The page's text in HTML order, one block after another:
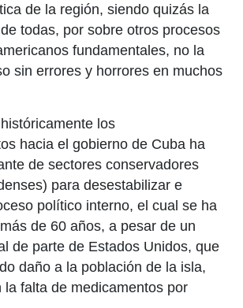
de la región, siendo quizás la
todas, por sobre otros procesos
fundamentales, no la
sin errores y horrores en muchos
los
hacia el gobierno de Cuba ha
de sectores conservadores
para desestabilizar e
político interno, el cual se ha
de 60 años, a pesar de un
de parte de Estados Unidos, que
daño a la población de la isla,
la falta de medicamentos por